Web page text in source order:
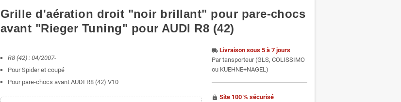
Grille d'aération droit "noir brillant" pour pare-chocs
avant "Rieger Tuning" pour AUDI R8 (42)
R8 (42) : 04/2007-
Pour Spider et coupé
Pour pare-chocs avant AUDI R8 (42) V10
local_shipping Livraison sous 5 à 7 jours
Par tansporteur (GLS, COLISSIMO
ou KUEHNE+NAGEL)
https Site 100 % sécurisé